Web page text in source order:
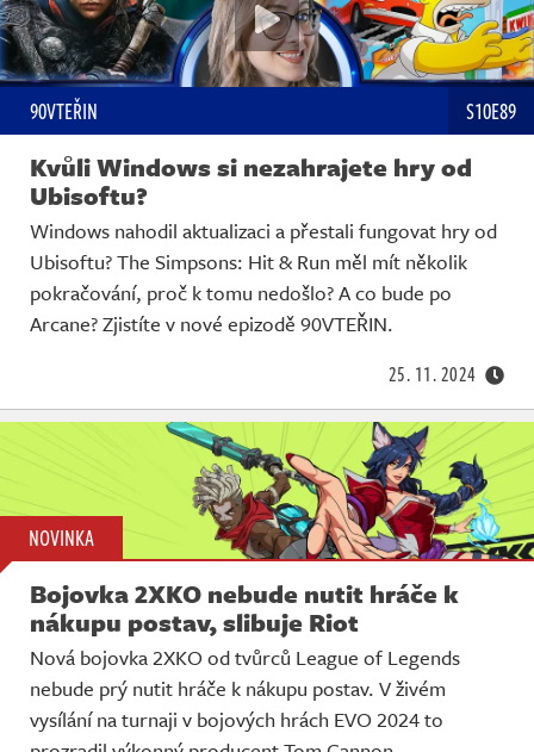
90VTEŘIN S10E89
Kvůli Windows si nezahrajete hry od
Ubisoftu?
Windows nahodil aktualizaci a přestali fungovat hry od
Ubisoftu? The Simpsons: Hit & Run měl mít několik
pokračování, proč k tomu nedošlo? A co bude po
Arcane? Zjistíte v nové epizodě 90VTEŘIN.
25. 11. 2024
NOVINKA
Bojovka 2XKO nebude nutit hráče k
nákupu postav, slibuje Riot
Nová bojovka 2XKO od tvůrců League of Legends
nebude prý nutit hráče k nákupu postav. V živém
vysílání na turnaji v bojových hrách EVO 2024 to